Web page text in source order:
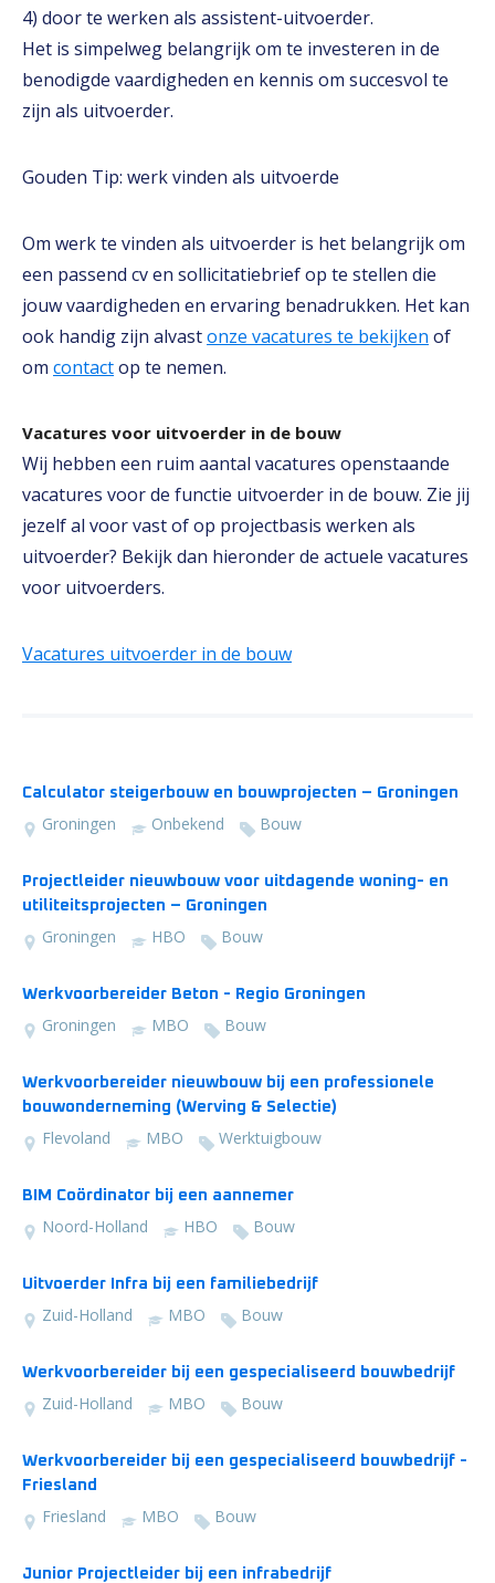
4) door te werken als assistent-uitvoerder.
Het is simpelweg belangrijk om te investeren in de
benodigde vaardigheden en kennis om succesvol te
zijn als uitvoerder.
Gouden Tip: werk vinden als uitvoerde
Om werk te vinden als uitvoerder is het belangrijk om
een passend cv en sollicitatiebrief op te stellen die
jouw vaardigheden en ervaring benadrukken. Het kan
ook handig zijn alvastonze vacatures te bekijken of
om contactop te nemen.
Vacatures voor uitvoerder in de bouw
Wij hebben een ruim aantal vacatures openstaande
vacatures voor de functie uitvoerder in de bouw. Zie jij
jezelf al voor vast of op projectbasis werken als
uitvoerder? Bekijk dan hieronder de actuele vacatures
voor uitvoerders.
Vacatures uitvoerder in de bouw
Calculator steigerbouw en bouwprojecten – Groningen
Groningen Onbekend Bouw
Projectleider nieuwbouw voor uitdagende woning- en
utiliteitsprojecten – Groningen
Groningen HBO Bouw
Werkvoorbereider Beton - Regio Groningen
Groningen MBO Bouw
Werkvoorbereider nieuwbouw bij een professionele
bouwonderneming (Werving & Selectie)
Flevoland MBO Werktuigbouw
BIM Coördinator bij een aannemer
Noord-Holland HBO Bouw
Uitvoerder Infra bij een familiebedrijf
Zuid-Holland MBO Bouw
Werkvoorbereider bij een gespecialiseerd bouwbedrijf
Zuid-Holland MBO Bouw
Werkvoorbereider bij een gespecialiseerd bouwbedrijf -
Friesland
Friesland MBO Bouw
Junior Projectleider bij een infrabedrijf